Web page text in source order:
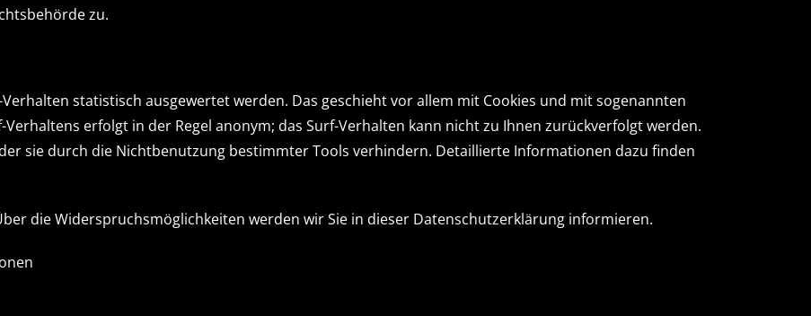
zu.
statistisch ausgewertet werden. Das geschieht vor allem mit Cookies und mit sogenannten
erfolgt in der Regel anonym; das Surf-Verhalten kann nicht zu Ihnen zurückverfolgt werden.
sie durch die Nichtbenutzung bestimmter Tools verhindern. Detaillierte Informationen dazu finden
die Widerspruchsmöglichkeiten werden wir Sie in dieser Datenschutzerklärung informieren.